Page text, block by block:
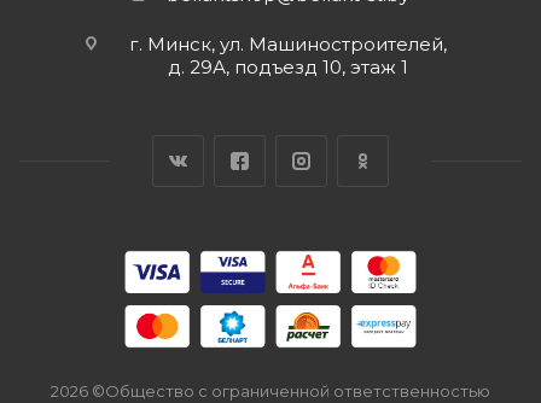
г. Минск, ул. Машиностроителей,
д. 29А, подъезд 10, этаж 1
2026 ©Общество с ограниченной ответственностью